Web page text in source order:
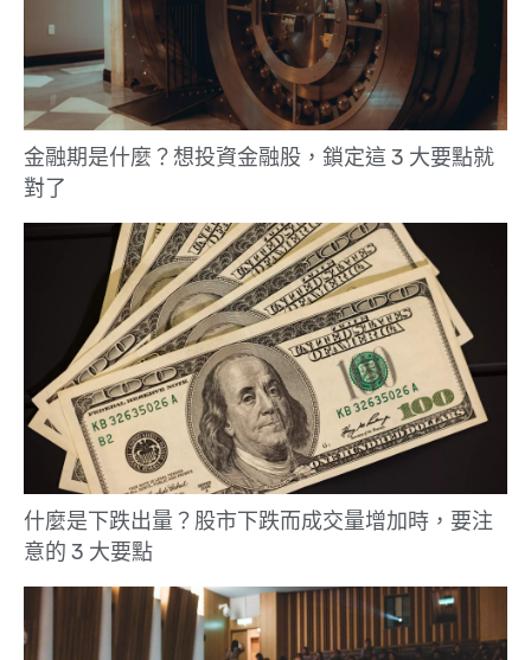
金融期是什麼？想投資金融股，鎖定這 3 大要點就
對了
什麼是下跌出量？股市下跌而成交量增加時，要注
意的 3 大要點